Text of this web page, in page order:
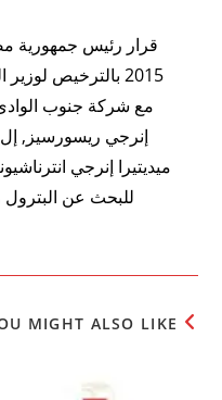
2015 بالترخيص
مع شركة جنوب
إنرجي ريسورسيز,
ميديتيرا إنرجي
للبحث عن
MIGHT ALSO LIKE